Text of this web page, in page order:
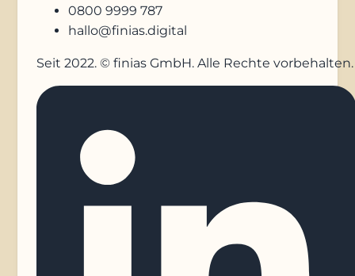
0800 9999 787
hallo@finias.digital
Seit 2022. © finias GmbH. Alle Rechte vorbehalten.